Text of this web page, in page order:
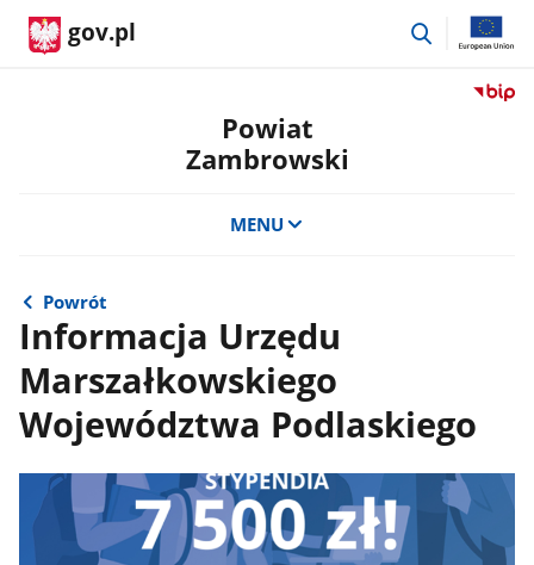
gov.pl
przejdź
Przejdź
Powiat
Zambrowski
MENU
Powrót
Informacja Urzędu
Marszałkowskiego
Województwa Podlaskiego